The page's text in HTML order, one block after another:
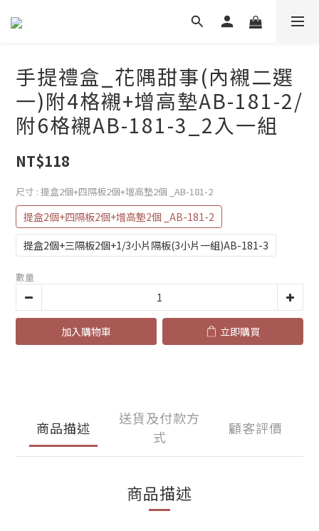
手提禮盒_花隅甜事(內襯二選
一)附4格襯+增高墊AB-181-2/
附6格襯AB-181-3_2入一組
NT$118
尺寸 : 提盒2個+四隔板2個+增高墊2個 _AB-181-2
提盒2個+四隔板2個+增高墊2個 _AB-181-2
提盒2個+三隔板2個+1/3小片隔板(3小片一組)AB-181-3
數量
加入購物車 立即購買
商品描述
送貨及付款方
式
顧客評價
商品描述